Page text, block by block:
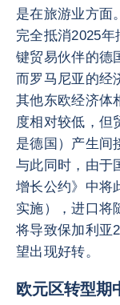
是在旅游业方面
完全抵消2025
键贸易伙伴的德
而罗马尼亚的经
其他东欧经济体
度相对较低，但
是德国）产生间
与此同时，由于
增长公约》中将
实施），进口将
将导致保加利亚
望出现好转。
欧元区转型期